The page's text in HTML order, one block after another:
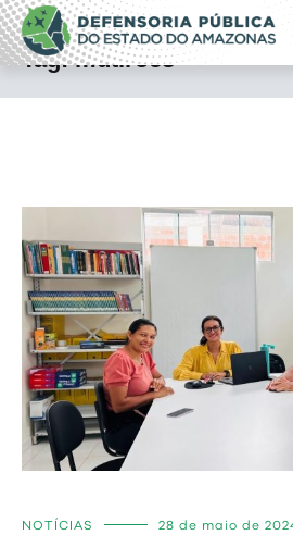
Pular
para
o
conteúdo
Defensoria Pública
Amazonas
Tag:mutirões
NOTÍCIAS 28 de maio de